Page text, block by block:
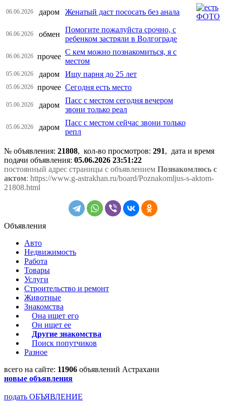
06.06.2026 даром Женатый даст пососать без анала
06.06.2026 обмен
Помогите пожалуйста срочно, с
ребенком застряли в Волгограде
06.06.2026 прочее
С кем можно познакомиться, я с
местом
05.06.2026 даром Ищу парня до 25 лет
05.06.2026 прочее Сегодня есть место
05.06.2026 даром
Пасс с местом сегодня вечером
звони только реал
05.06.2026 даром
Пасс с местом сейчас звони только
репл
№ объявления: 21808, кол-во просмотров: 291, дата и время
подачи объявления: 05.06.2026 23:51:22
постоянный адрес страницы с объявлением Познакомлюсь с
актом: https://www.g-astrakhan.ru/board/Poznakomljus-s-aktom-
21808.html
Объявления
Авто
Недвижимость
Работа
Товары
Услуги
Строительство и ремонт
Животные
Знакомства
Она ищет его
Он ищет ее
Другие знакомства
Поиск попутчиков
Разное
всего на сайте: 11906 объявлений Астрахани
новые объявления
подать ОБЪЯВЛЕНИЕ